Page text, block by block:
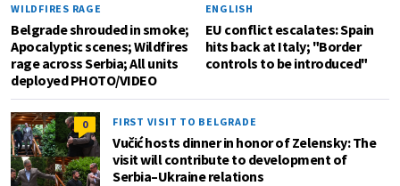
WILDFIRES RAGE
Belgrade shrouded in smoke;
Apocalyptic scenes; Wildfires
rage across Serbia; All units
deployed PHOTO/VIDEO
ENGLISH
EU conflict escalates: Spain
hits back at Italy; "Border
controls to be introduced"
0 FIRST VISIT TO BELGRADE
Vučić hosts dinner in honor of Zelensky: The
visit will contribute to development of
Serbia–Ukraine relations